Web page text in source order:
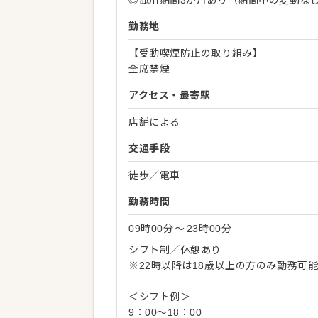
勤務地
【受動喫煙防止の取り組み】
全席禁煙
アクセス・最寄駅
店舗による
交通手段
徒歩／電車
勤務時間
09時00分〜 23時00分
シフト制／休憩あり
※22時以降は18歳以上の方のみ勤務可能
＜シフト例＞
9：00～18：00